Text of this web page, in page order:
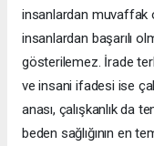
insanlardan muvaffak
insanlardan başarılı
gösterilemez. İrade
ve insani ifadesi ise
anası, çalışkanlık da
beden sağlığının en